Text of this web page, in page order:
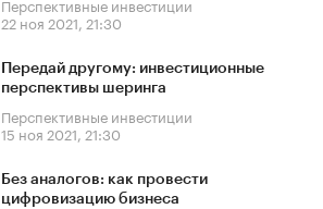
Перспективные инвестиции
22 ноя 2021, 21:30
Передай другому: инвестиционные
перспективы шеринга
Перспективные инвестиции
15 ноя 2021, 21:30
Без аналогов: как провести
цифровизацию бизнеса